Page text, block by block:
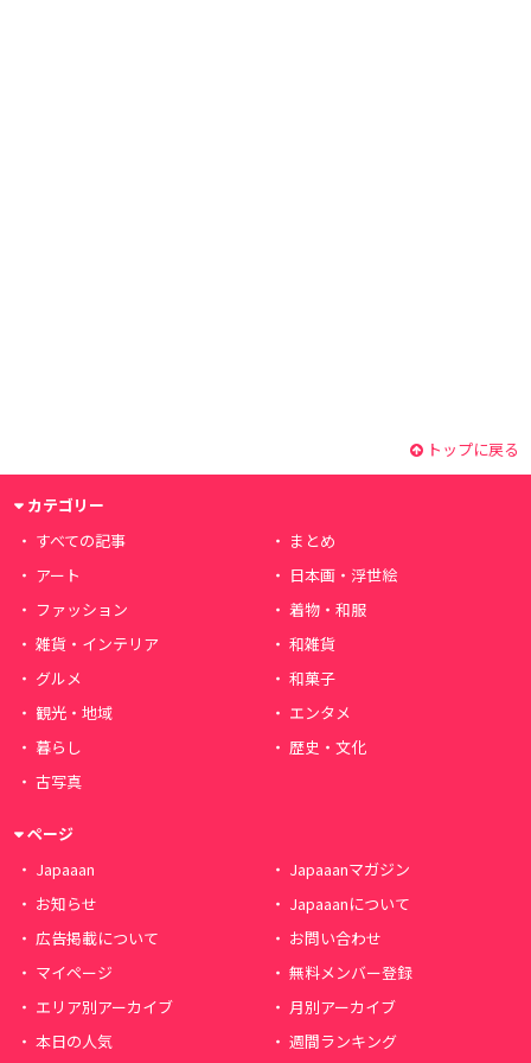
トップに戻る
カテゴリー
すべての記事
まとめ
アート
日本画・浮世絵
ファッション
着物・和服
雑貨・インテリア
和雑貨
グルメ
和菓子
観光・地域
エンタメ
暮らし
歴史・文化
古写真
ページ
Japaaan
Japaaanマガジン
お知らせ
Japaaanについて
広告掲載について
お問い合わせ
マイページ
無料メンバー登録
エリア別アーカイブ
月別アーカイブ
本日の人気
週間ランキング